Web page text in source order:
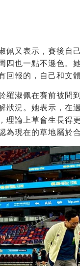
佩又表示，賽後自
四也一點不遜色。
回報的，自己和文
羅淑佩在賽前被問
狀況。她表示，在
理論上草會生長得
為現在的草地屬於